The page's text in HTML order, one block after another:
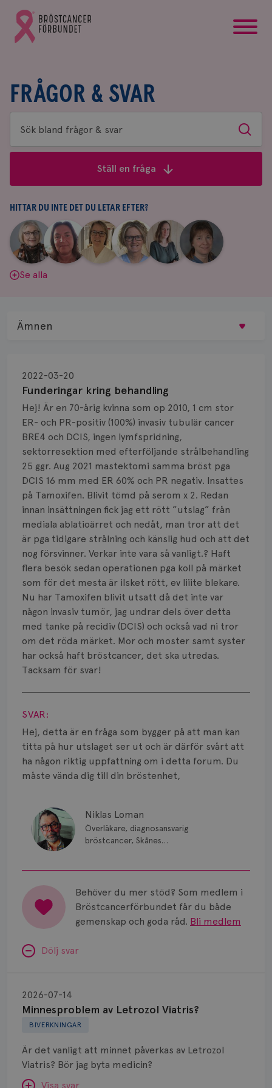
Gå
till
Bröstcancerförbundets
FRÅGOR & SVAR
Sök
bland
&
svar
Sök
Ställ en fråga
HITTAR DU INTE DET DU LETAR EFTER?
Aina
Johnsson
|
Anne
Andersson
Fredrika
Killander
|
Jeanette
Bäcklund
|
Maria
Edegran
|
Yvette
Andersson
Se alla
Funderingar kring behandling
2022-03-20
Hej! Är en 70-årig kvinna som op 2010, 1 cm stor
ER- och PR-positiv (100%) invasiv tubulär cancer
BRE4 och DCIS, ingen lymfspridning,
sektorresektion med efterföljande strålbehandling
25 ggr. Aug 2021 mastektomi samma bröst pga
DCIS 16 mm med ER 60% och PR negativ. Insattes
på Tamoxifen. Blivit tömd på serom x 2. Redan
innan insättningen fick jag ett rött ”utslag” från
mediala ablatioärret och nedåt, man tror att det
är pga tidigare strålning och känslig hud och att det
nog försvinner. Verkar inte vara så vanligt.? Haft
flera besök sedan operationen pga koll på märket
som för det mesta är ilsket rött, ev liiite blekare.
Nu har Tamoxifen blivit utsatt då det inte var
någon invasiv tumör, jag undrar dels över detta
med tanke på recidiv (DCIS) och också vad ni tror
om det röda märket. Mor och moster samt syster
har också haft bröstcancer, det ska utredas.
Tacksam för svar!
Visa svar
SVAR:
Hej, detta är en fråga som bygger på att man kan
titta på hur utslaget ser ut och är därför svårt att
ha någon riktig uppfattning om i detta forum. Du
måste vända dig till din bröstenhet,
Niklas Loman
Överläkare, diagnosansvarig
bröstcancer, Skånes
Behöver du mer stöd? Som medlem i
Bröstcancerförbundet får du både
gemenskap och goda råd. Bli medlem
Dölj svar
BIVERKNINGAR
Minnesproblem av Letrozol Viatris?
2026-07-14
Är det vanligt att minnet påverkas av Letrozol
Viatris? Bör jag byta medicin?
Visa svar
Letrozol
Viatris?
Ämnen
Biopsi
Biverkningar
Bröstvårta
Knöl
Läkemedel
Typ av bröstcancer
Smärta
Prognos
Risker
Spridd bröstcancer
Strålning